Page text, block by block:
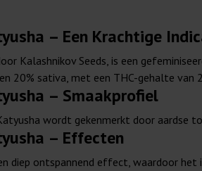
– Een Krachtige
Kalashnikov Seeds, is een
20% sativa, met een THC-gehalte van
– Smaakprofiel
wordt gekenmerkt door aardse
– Effecten
diep ontspannend effect, waardoor